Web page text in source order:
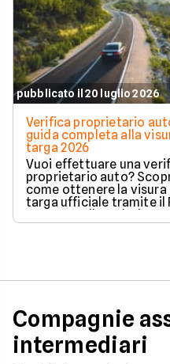
pubblicato il 20 luglio 2026
Verifica proprietario
guida completa alla
targa 2026
Vuoi effettuare una
proprietario auto?
come ottenere la visura
targa ufficiale tramite il
per controllare dati e
vincoli in totale
Compagnie
intermediari